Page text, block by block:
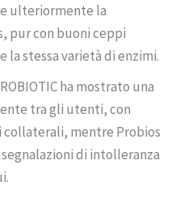
ulteriormente la
pur con buoni ceppi
la stessa varietà di enzimi.
ha mostrato una
tra gli utenti, con
collaterali, mentre Probios
di intolleranza